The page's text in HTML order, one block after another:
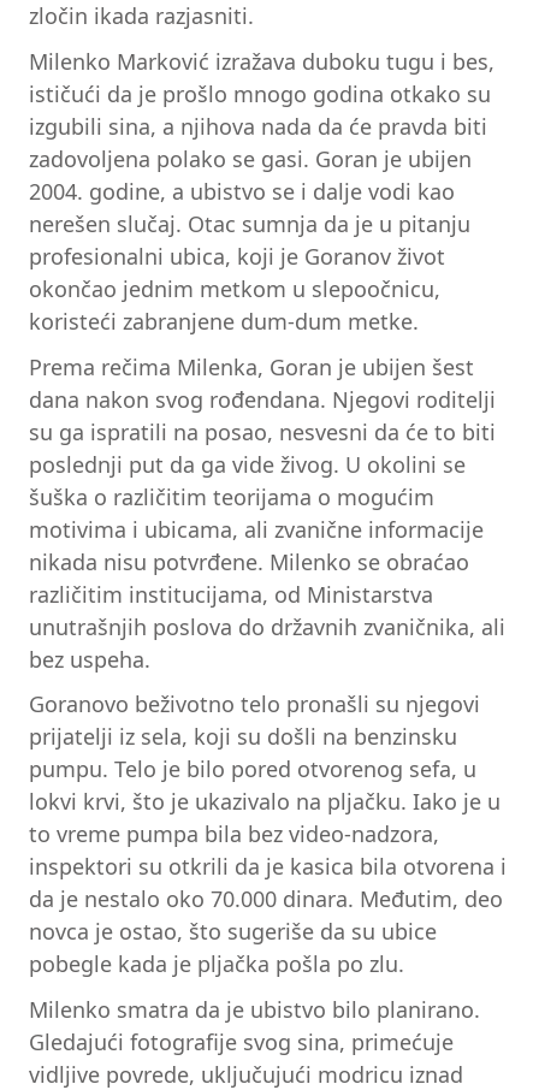
zločin ikada razjasniti.
Milenko Marković izražava duboku tugu i bes,
ističući da je prošlo mnogo godina otkako su
izgubili sina, a njihova nada da će pravda biti
zadovoljena polako se gasi. Goran je ubijen
2004. godine, a ubistvo se i dalje vodi kao
nerešen slučaj. Otac sumnja da je u pitanju
profesionalni ubica, koji je Goranov život
okončao jednim metkom u slepoočnicu,
koristeći zabranjene dum-dum metke.
Prema rečima Milenka, Goran je ubijen šest
dana nakon svog rođendana. Njegovi roditelji
su ga ispratili na posao, nesvesni da će to biti
poslednji put da ga vide živog. U okolini se
šuška o različitim teorijama o mogućim
motivima i ubicama, ali zvanične informacije
nikada nisu potvrđene. Milenko se obraćao
različitim institucijama, od Ministarstva
unutrašnjih poslova do državnih zvaničnika, ali
bez uspeha.
Goranovo beživotno telo pronašli su njegovi
prijatelji iz sela, koji su došli na benzinsku
pumpu. Telo je bilo pored otvorenog sefa, u
lokvi krvi, što je ukazivalo na pljačku. Iako je u
to vreme pumpa bila bez video-nadzora,
inspektori su otkrili da je kasica bila otvorena i
da je nestalo oko 70.000 dinara. Međutim, deo
novca je ostao, što sugeriše da su ubice
pobegle kada je pljačka pošla po zlu.
Milenko smatra da je ubistvo bilo planirano.
Gledajući fotografije svog sina, primećuje
vidljive povrede, uključujući modricu iznad